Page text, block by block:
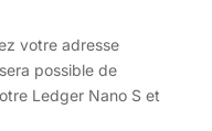
votre adresse
possible de
Ledger Nano S et